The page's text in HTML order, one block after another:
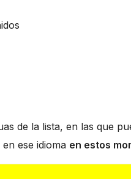
de la lista, en las que
ese idioma en estos